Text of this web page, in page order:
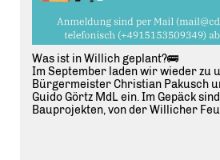
Was ist in Willich geplant?🚌
Im September laden wir wieder zu
Bürgermeister Christian Pakusch
Guido Görtz MdL ein. Im Gepäck
Bauprojekten, von der Willicher
📩Anmeldungen sind ab jetzt per